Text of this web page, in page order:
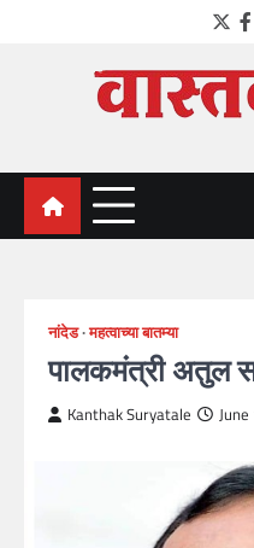
a leading NEWS portal
नांदेड महत्वाच्या बातम्या
पालकमंत्री अतुल
Kanthak Suryatale